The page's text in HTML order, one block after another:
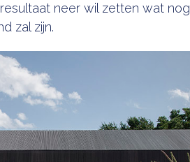
neer wil zetten wat nog
zal zijn.